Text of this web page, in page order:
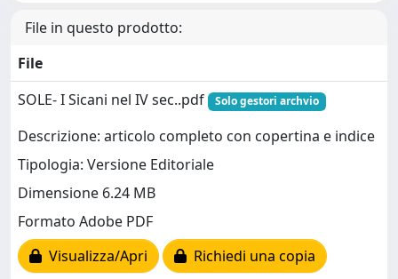
File in questo prodotto:
File
SOLE- I Sicani nel IV sec..pdf
Solo gestori archvio
Descrizione: articolo completo con copertina e indice
Tipologia: Versione Editoriale
Dimensione 6.24 MB
Formato Adobe PDF
Visualizza/Apri
Richiedi una copia